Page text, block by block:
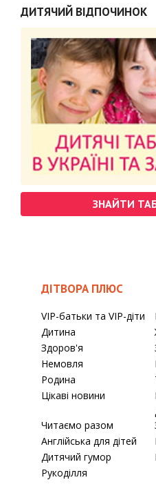
ДИТЯЧИЙ ВІДПОЧИНОК
ЗНАЙТИ
ДІТВОРА ПЛЮС
VIP-батьки та VIP-діти
Дитина
Здоров'я
Немовля
Родина
Цікаві новини
Читаємо разом
Англійська для дітей
Дитячий гумор
Рукоділля